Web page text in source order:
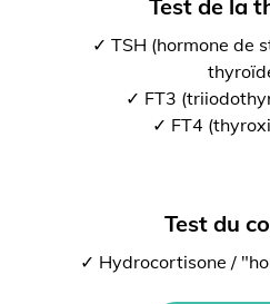
Test de la
✓ TSH (hormone de
✓ FT3
✓ FT4
Test du
✓ Hydrocortisone /